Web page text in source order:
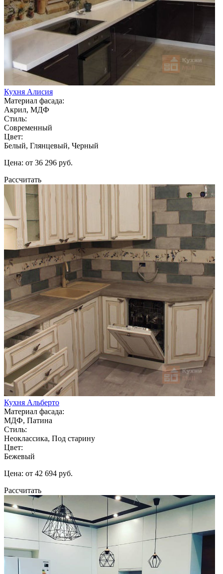
Кухня Алисия
Материал фасада:
Акрил, МДФ
Стиль:
Современный
Цвет:
Белый, Глянцевый, Черный
Цена: от 36 296 руб.
Рассчитать
Кухня Альберто
Материал фасада:
МДФ, Патина
Стиль:
Неоклассика, Под старину
Цвет:
Бежевый
Цена: от 42 694 руб.
Рассчитать